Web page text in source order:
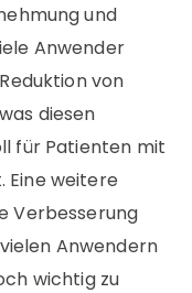
und
Anwender
von
diesen
für Patienten mit
Eine weitere
Verbesserung
Anwendern
wichtig zu